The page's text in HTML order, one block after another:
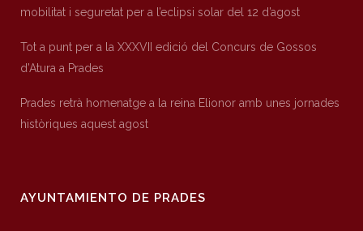
mobilitat i seguretat per a l’eclipsi solar del 12 d’agost
Tot a punt per a la XXXVII edició del Concurs de Gossos
d’Atura a Prades
Prades retrà homenatge a la reina Elionor amb unes jornades
històriques aquest agost
AYUNTAMIENTO DE PRADES